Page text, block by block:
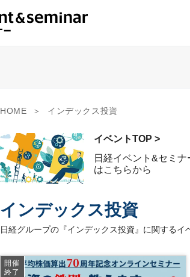
HOME インデックス投資
イベントTOP >
日経イベント&セミ
はこちらから
インデックス投資
日経グループの『インデックス投資』に関する
開催
終了